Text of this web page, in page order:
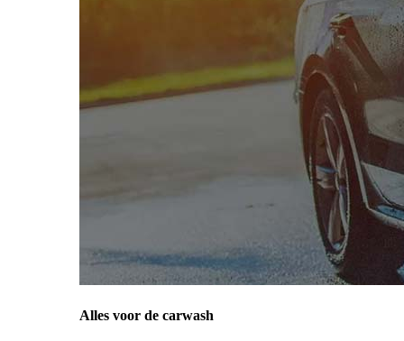
Alles voor de carwash